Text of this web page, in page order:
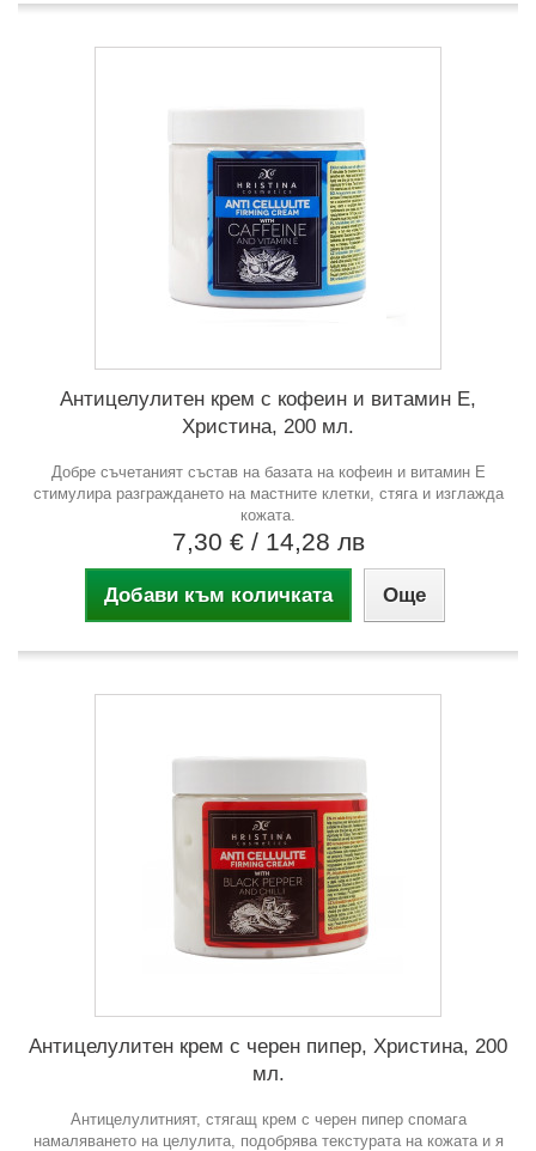
Антицелулитен крем с кофеин и витамин Е,
Христина, 200 мл.
Добре съчетаният състав на базата на кофеин и витамин Е
стимулира разграждането на мастните клетки, стяга и изглажда
кожата.
7,30 € / 14,28 лв
Добави към количката Още
Антицелулитен крем с черен пипер, Христина, 200
мл.
Антицелулитният, стягащ крем с черен пипер спомага
намаляването на целулита, подобрява текстурата на кожата и я